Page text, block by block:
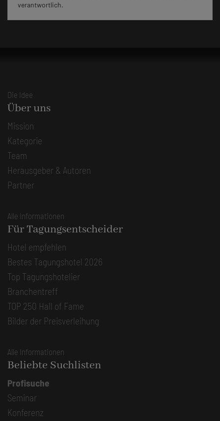
verantwortlich.
Die Idee
Über uns
Mission
Kategorie
Team
Herausgeber & Autoren
Partner
Alle Informationen
Für Tagungsentscheider
Hotel empfehlen
Bestes Tagungshotel 2026
Top Tagungshotelier
Branchentreff
TOP 250 Hall of Fame
Bilder der Preisverleihung
Alle Informationen
Beliebte Suchlisten
Profisuche
Seminar
Konferenz